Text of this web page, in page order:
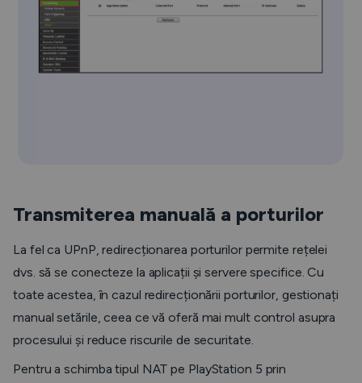
Transmiterea manuală a porturilor
La fel ca UPnP, redirecționarea porturilor permite rețelei
dvs. să se conecteze la aplicații și servere specifice. Cu
toate acestea, în cazul redirecționării porturilor, gestionați
manual setările, ceea ce vă oferă mai mult control asupra
procesului și reduce riscurile de securitate.
Pentru a schimba tipul NAT pe PlayStation 5 prin